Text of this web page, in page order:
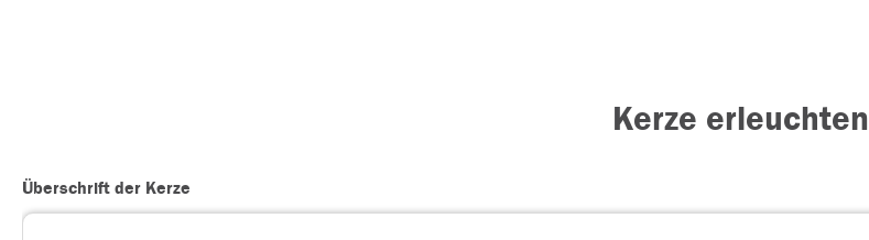
Kerze erleuchten
Überschrift der Kerze